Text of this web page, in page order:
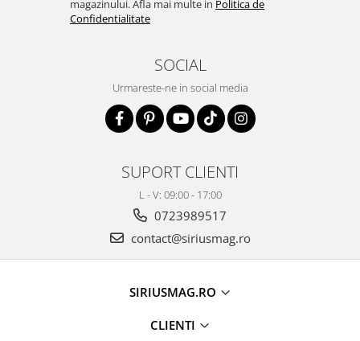
magazinului. Afla mai multe in Politica de
Confidentialitate
SOCIAL
Urmareste-ne in social media
SUPORT CLIENTI
L - V: 09:00 - 17:00
0723989517
contact@siriusmag.ro
SIRIUSMAG.RO
CLIENTI